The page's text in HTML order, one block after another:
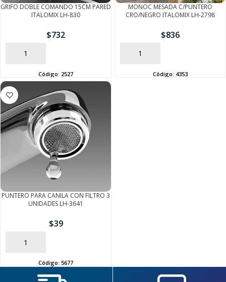
GRIFO DOBLE COMANDO 15CM PARED
ITALOMIX LH-830
$732
AÑADIR
Código: 2527
MONOC MESADA C/PUNTERO
CRO/NEGRO ITALOMIX LH-2798
$836
AÑADIR
Código: 4353
PUNTERO PARA CANILA CON FILTRO 3
UNIDADES LH-3641
$39
AÑADIR
Código: 5677